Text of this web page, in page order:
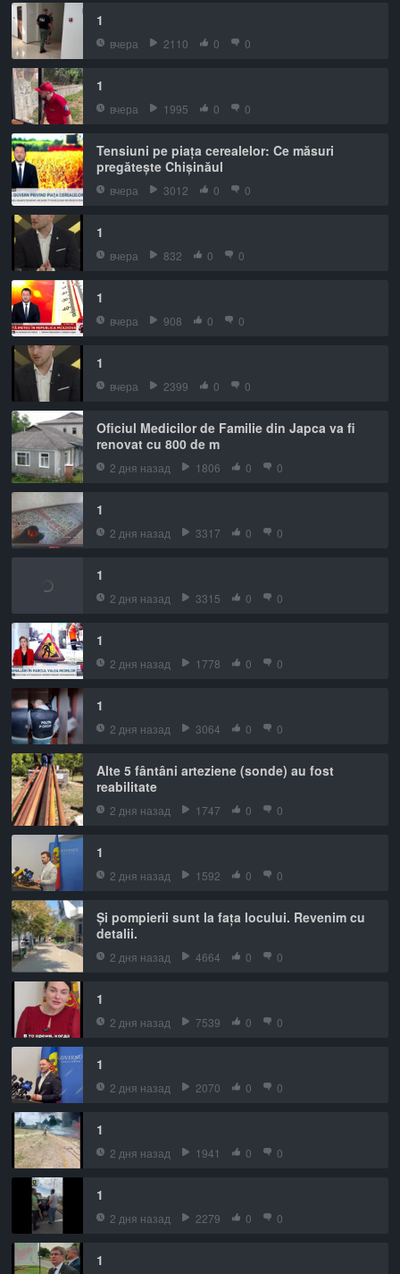
1
вчера 2110 0 0
1
вчера 1995 0 0
Tensiuni pe piața cerealelor: Ce măsuri
pregătește Chișinăul
вчера 3012 0 0
1
вчера 832 0 0
1
вчера 908 0 0
1
вчера 2399 0 0
Oficiul Medicilor de Familie din Japca va fi
renovat cu 800 de m
2 дня назад 1806 0 0
1
2 дня назад 3317 0 0
1
2 дня назад 3315 0 0
1
2 дня назад 1778 0 0
1
2 дня назад 3064 0 0
Alte 5 fântâni arteziene (sonde) au fost
reabilitate
2 дня назад 1747 0 0
1
2 дня назад 1592 0 0
Și pompierii sunt la fața locului. Revenim cu
detalii.
2 дня назад 4664 0 0
1
2 дня назад 7539 0 0
1
2 дня назад 2070 0 0
1
2 дня назад 1941 0 0
1
2 дня назад 2279 0 0
1